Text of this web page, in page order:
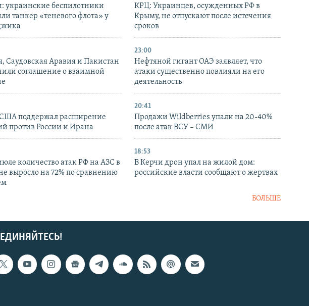
украинские беспилотники
танкер «теневого флота» у
КРЦ: Украинцев, осужденных РФ в
Крыму, не отпускают после истечения
сроков
Саудовская Аравия и Пакистан
соглашение о взаимной
23:00
Нефтяной гигант ОАЭ заявляет, что
атаки существенно повлияли на его
деятельность
поддержал расширение
против России и Ирана
20:41
Продажи Wildberries упали на 20-40%
после атак ВСУ – СМИ
количество атак РФ на АЗС в
выросло на 72% по сравнению
18:53
В Керчи дрон упал на жилой дом:
российские власти сообщают о жертвах
БОЛЬШЕ